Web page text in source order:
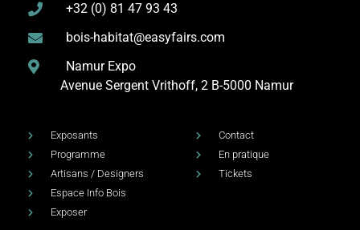
+32 (0) 81 47 93 43
bois-habitat@easyfairs.com
Namur Expo
Avenue Sergent Vrithoff, 2 B-5000 Namur
Exposants
Programme
Artisans / Designers
Espace Info Bois
Exposer
Contact
En pratique
Tickets